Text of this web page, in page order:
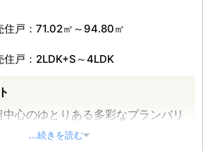
住戸：71.02㎡～94.80㎡
住戸：2LDK+S～4LDK
中心のゆとりある多彩なプランバリ
...続きを読む